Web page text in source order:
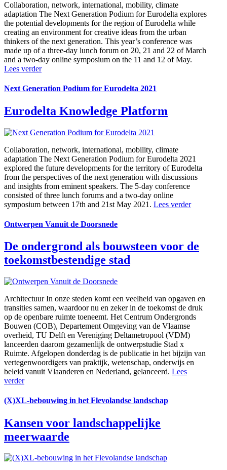
Collaboration, network, international, mobility, climate
adaptation The Next Generation Podium for Eurodelta explores
the potential developments for the region of Eurodelta while
creating an environment for creative ideas from the urban
thinkers of the next generation. This year’s conference was
made up of a three-day lunch forum on 20, 21 and 22 of March
and a two-day online symposium on the 11 and 12 of May.
Lees verder
Next Generation Podium for Eurodelta 2021
Eurodelta Knowledge Platform
Collaboration, network, international, mobility, climate
adaptation The Next Generation Podium for Eurodelta 2021
explored the future developments for the territory of Eurodelta
from the perspectives of the next generation with discussions
and insights from eminent speakers. The 5-day conference
consisted of three lunch forums and a two-day online
symposium between 17th and 21st May 2021. Lees verder
Ontwerpen Vanuit de Doorsnede
De ondergrond als bouwsteen voor de
toekomstbestendige stad
ArchitectuurIn onze steden komt een veelheid van opgaven en
transities samen, waardoor nu en zeker in de toekomst de druk
op de openbare ruimte toeneemt. Het Centrum Ondergronds
Bouwen (COB), Departement Omgeving van de Vlaamse
overheid, TU Delft en Vereniging Deltametropool (VDM)
lanceerden daarom gezamenlijk de ontwerpstudie Stad x
Ruimte. Afgelopen donderdag is de publicatie in het bijzijn van
vertegenwoordigers van praktijk, wetenschap, onderwijs en
beleid vanuit Vlaanderen en Nederland, gelanceerd. Lees
verder
(X)XL-bebouwing in het Flevolandse landschap
Kansen voor landschappelijke
meerwaarde